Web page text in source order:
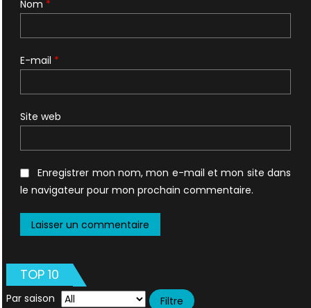
Nom *
E-mail *
Site web
Enregistrer mon nom, mon e-mail et mon site dans
le navigateur pour mon prochain commentaire.
TOP 10
Par saison